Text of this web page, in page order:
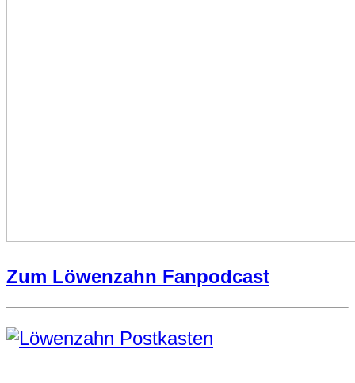
Zum Löwenzahn Fanpodcast